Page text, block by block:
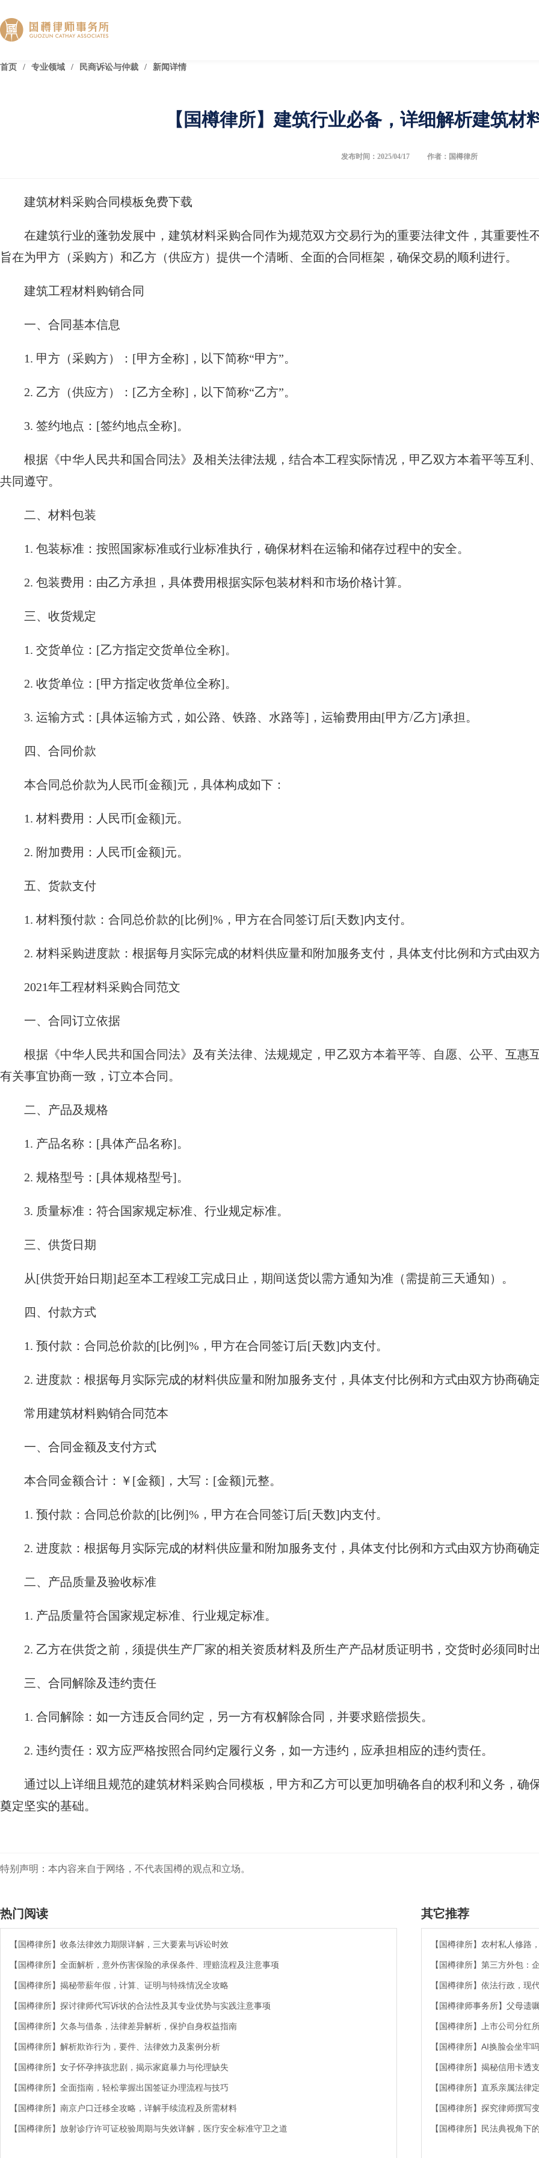
首页 / 专业领域 / 民商诉讼与仲裁 / 新闻详情
【国樽律所】建筑行业必备，详细解析建筑材
发布时间：2025/04/17 作者：国樽律所
建筑材料采购合同模板免费下载
在建筑行业的蓬勃发展中，建筑材料采购合同作为规范双方交易行为的重要法律文件，其重要性
旨在为甲方（采购方）和乙方（供应方）提供一个清晰、全面的合同框架，确保交易的顺利进行。
建筑工程材料购销合同
一、合同基本信息
1. 甲方（采购方）：[甲方全称]，以下简称“甲方”。
2. 乙方（供应方）：[乙方全称]，以下简称“乙方”。
3. 签约地点：[签约地点全称]。
根据《中华人民共和国合同法》及相关法律法规，结合本工程实际情况，甲乙双方本着平等互利
共同遵守。
二、材料包装
1. 包装标准：按照国家标准或行业标准执行，确保材料在运输和储存过程中的安全。
2. 包装费用：由乙方承担，具体费用根据实际包装材料和市场价格计算。
三、收货规定
1. 交货单位：[乙方指定交货单位全称]。
2. 收货单位：[甲方指定收货单位全称]。
3. 运输方式：[具体运输方式，如公路、铁路、水路等]，运输费用由[甲方/乙方]承担。
四、合同价款
本合同总价款为人民币[金额]元，具体构成如下：
1. 材料费用：人民币[金额]元。
2. 附加费用：人民币[金额]元。
五、货款支付
1. 材料预付款：合同总价款的[比例]%，甲方在合同签订后[天数]内支付。
2. 材料采购进度款：根据每月实际完成的材料供应量和附加服务支付，具体支付比例和方式由双
2021年工程材料采购合同范文
一、合同订立依据
根据《中华人民共和国合同法》及有关法律、法规规定，甲乙双方本着平等、自愿、公平、互
有关事宜协商一致，订立本合同。
二、产品及规格
1. 产品名称：[具体产品名称]。
2. 规格型号：[具体规格型号]。
3. 质量标准：符合国家规定标准、行业规定标准。
三、供货日期
从[供货开始日期]起至本工程竣工完成日止，期间送货以需方通知为准（需提前三天通知）。
四、付款方式
1. 预付款：合同总价款的[比例]%，甲方在合同签订后[天数]内支付。
2. 进度款：根据每月实际完成的材料供应量和附加服务支付，具体支付比例和方式由双方协商确定
常用建筑材料购销合同范本
一、合同金额及支付方式
本合同金额合计：￥[金额]，大写：[金额]元整。
1. 预付款：合同总价款的[比例]%，甲方在合同签订后[天数]内支付。
2. 进度款：根据每月实际完成的材料供应量和附加服务支付，具体支付比例和方式由双方协商确定
二、产品质量及验收标准
1. 产品质量符合国家规定标准、行业规定标准。
2. 乙方在供货之前，须提供生产厂家的相关资质材料及所生产产品材质证明书，交货时必须同时
三、合同解除及违约责任
1. 合同解除：如一方违反合同约定，另一方有权解除合同，并要求赔偿损失。
2. 违约责任：双方应严格按照合同约定履行义务，如一方违约，应承担相应的违约责任。
通过以上详细且规范的建筑材料采购合同模板，甲方和乙方可以更加明确各自的权利和义务，确
奠定坚实的基础。
特别声明：本内容来自于网络，不代表国樽的观点和立场。
热门阅读
【国樽律所】收条法律效力期限详解，三大要素与诉讼时效
【国樽律所】全面解析，意外伤害保险的承保条件、理赔流程及注意事项
【国樽律所】揭秘带薪年假，计算、证明与特殊情况全攻略
【国樽律所】探讨律师代写诉状的合法性及其专业优势与实践注意事项
【国樽律所】欠条与借条，法律差异解析，保护自身权益指南
【国樽律所】解析欺诈行为，要件、法律效力及案例分析
【国樽律所】女子怀孕摔孩悲剧，揭示家庭暴力与伦理缺失
【国樽律所】全面指南，轻松掌握出国签证办理流程与技巧
【国樽律所】南京户口迁移全攻略，详解手续流程及所需材料
【国樽律所】放射诊疗许可证校验周期与失效详解，医疗安全标准守卫之道
其它推荐
【国樽律所】农村私人修路
【国樽律所】第三方外包：
【国樽律所】依法行政，现
【国樽律师事务所】父母遗
【国樽律所】上市公司分红
【国樽律所】AI换脸会坐牢
【国樽律所】揭秘信用卡透
【国樽律所】直系亲属法律
【国樽律所】探究律师撰写
【国樽律所】民法典视角下